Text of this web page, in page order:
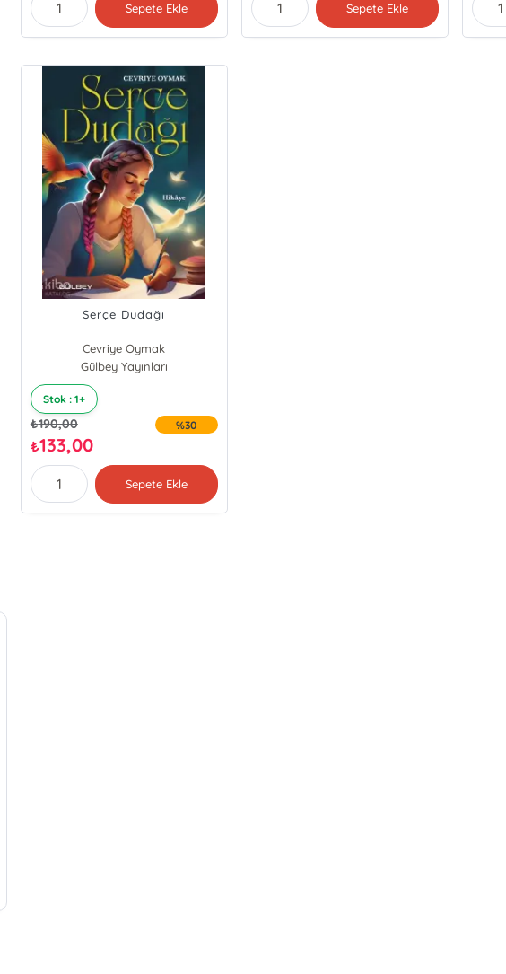
Sepete Ekle Sepete Ekle
Serçe Dudağı
Cevriye Oymak
Gülbey Yayınları
Stok : 1+
₺190,00
₺133,00
%30
Sepete Ekle